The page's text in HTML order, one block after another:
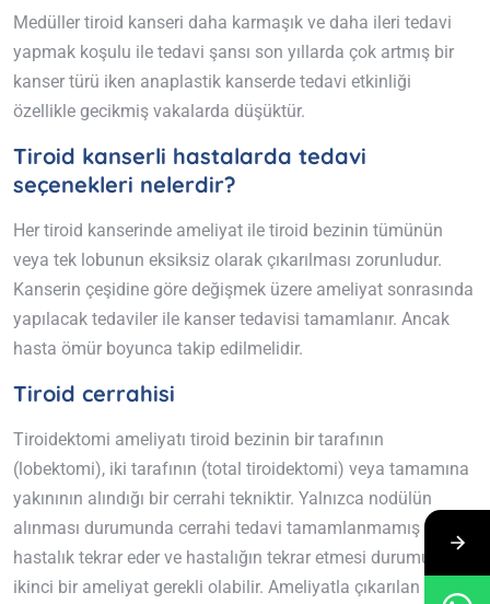
Medüller tiroid kanseri daha karmaşık ve daha ileri tedavi
yapmak koşulu ile tedavi şansı son yıllarda çok artmış bir
kanser türü iken anaplastik kanserde tedavi etkinliği
özellikle gecikmiş vakalarda düşüktür.
Tiroid kanserli hastalarda tedavi
seçenekleri nelerdir?
Her tiroid kanserinde ameliyat ile tiroid bezinin tümünün
veya tek lobunun eksiksiz olarak çıkarılması zorunludur.
Kanserin çeşidine göre değişmek üzere ameliyat sonrasında
yapılacak tedaviler ile kanser tedavisi tamamlanır. Ancak
hasta ömür boyunca takip edilmelidir.
Tiroid cerrahisi
Tiroidektomi ameliyatı tiroid bezinin bir tarafının
(lobektomi), iki tarafının (total tiroidektomi) veya tamamına
yakınının alındığı bir cerrahi tekniktir. Yalnızca nodülün
alınması durumunda cerrahi tedavi tamamlanmamış olur ve
hastalık tekrar eder ve hastalığın tekrar etmesi durumunda
ikinci bir ameliyat gerekli olabilir. Ameliyatla çıkarılan